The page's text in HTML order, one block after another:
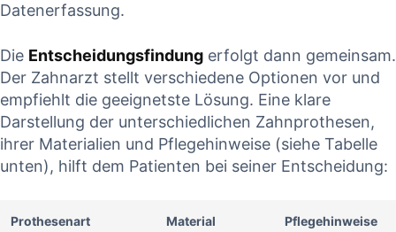
Datenerfassung.
Die Entscheidungsfindung erfolgt dann ⁣gemeinsam.​
Der ⁤Zahnarzt ​stellt verschiedene ‌Optionen vor⁣ und
empfiehlt⁣ die geeignetste Lösung. Eine klare
Darstellung der unterschiedlichen​ Zahnprothesen,
ihrer⁣ Materialien und⁢ Pflegehinweise (siehe Tabelle
unten), hilft dem‌ Patienten bei seiner Entscheidung:
Prothesenart Material Pflegehinweise